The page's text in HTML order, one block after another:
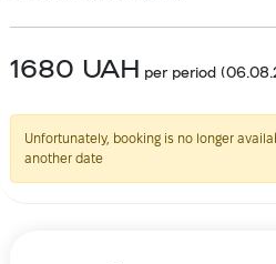
1680 UAH per period (
Unfortunately, booking is no longer
another date